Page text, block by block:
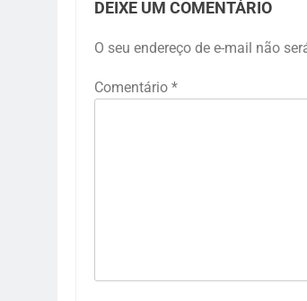
DEIXE UM COMENTÁRIO
O seu endereço de e-mail não
Comentário *